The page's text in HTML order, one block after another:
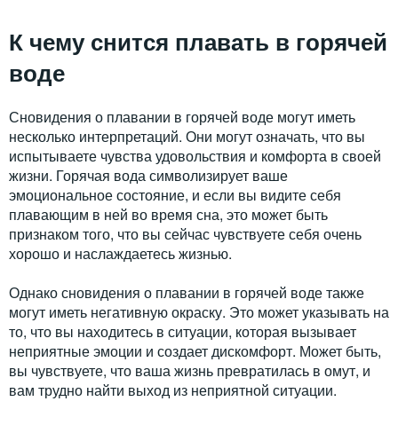
К чему снится плавать в горячей
воде
Сновидения о плавании в горячей воде могут иметь
несколько интерпретаций. Они могут означать, что вы
испытываете чувства удовольствия и комфорта в своей
жизни. Горячая вода символизирует ваше
эмоциональное состояние, и если вы видите себя
плавающим в ней во время сна, это может быть
признаком того, что вы сейчас чувствуете себя очень
хорошо и наслаждаетесь жизнью.
Однако сновидения о плавании в горячей воде также
могут иметь негативную окраску. Это может указывать на
то, что вы находитесь в ситуации, которая вызывает
неприятные эмоции и создает дискомфорт. Может быть,
вы чувствуете, что ваша жизнь превратилась в омут, и
вам трудно найти выход из неприятной ситуации.